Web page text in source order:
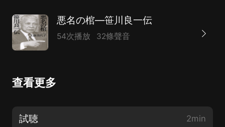
悪名の棺―笹川良一伝
54次播放 32條聲音
查看更多
試聴 2min